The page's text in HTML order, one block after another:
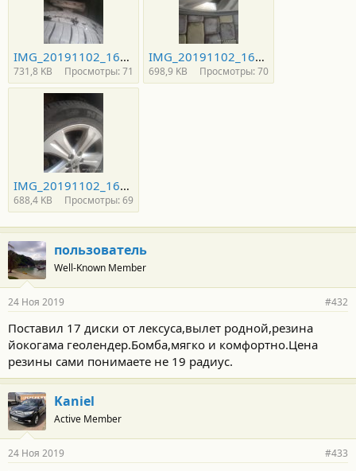
IMG_20191102_161640.jpg
731,8 KB Просмотры: 71
IMG_20191102_161635.jpg
698,9 KB Просмотры: 70
IMG_20191102_161622.jpg
688,4 KB Просмотры: 69
пользователь
Well-Known Member
24 Ноя 2019 #432
Поставил 17 диски от лексуса,вылет родной,резина
йокогама геолендер.Бомба,мягко и комфортно.Цена
резины сами понимаете не 19 радиус.
Kaniel
Active Member
24 Ноя 2019 #433